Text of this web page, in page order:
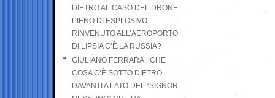
DIETRO AL CASO DEL DRONE
PIENO DI ESPLOSIVO
RINVENUTO ALL’AEROPORTO
DI LIPSIA C’È LA RUSSIA?
GIULIANO FERRARA: ’CHE
COSA C’È SOTTO DIETRO
DAVANTI A LATO DEL “SIGNOR